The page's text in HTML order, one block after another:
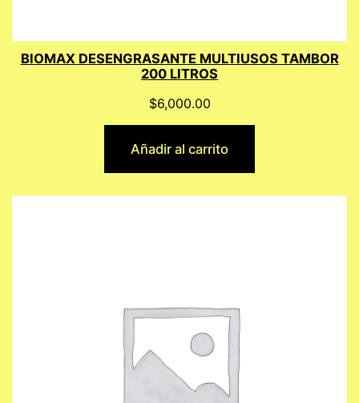
BIOMAX DESENGRASANTE MULTIUSOS TAMBOR
200 LITROS
$6,000.00
Añadir al carrito